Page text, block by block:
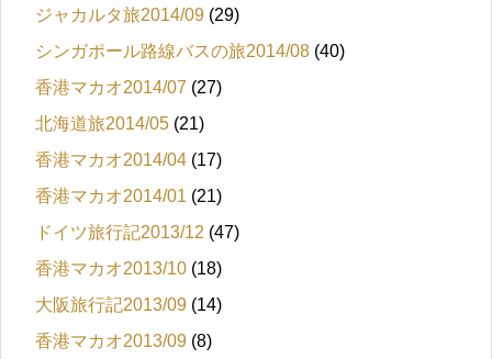
ジャカルタ旅2014/09 (29)
シンガポール路線バスの旅2014/08 (40)
香港マカオ2014/07 (27)
北海道旅2014/05 (21)
香港マカオ2014/04 (17)
香港マカオ2014/01 (21)
ドイツ旅行記2013/12 (47)
香港マカオ2013/10 (18)
大阪旅行記2013/09 (14)
香港マカオ2013/09 (8)